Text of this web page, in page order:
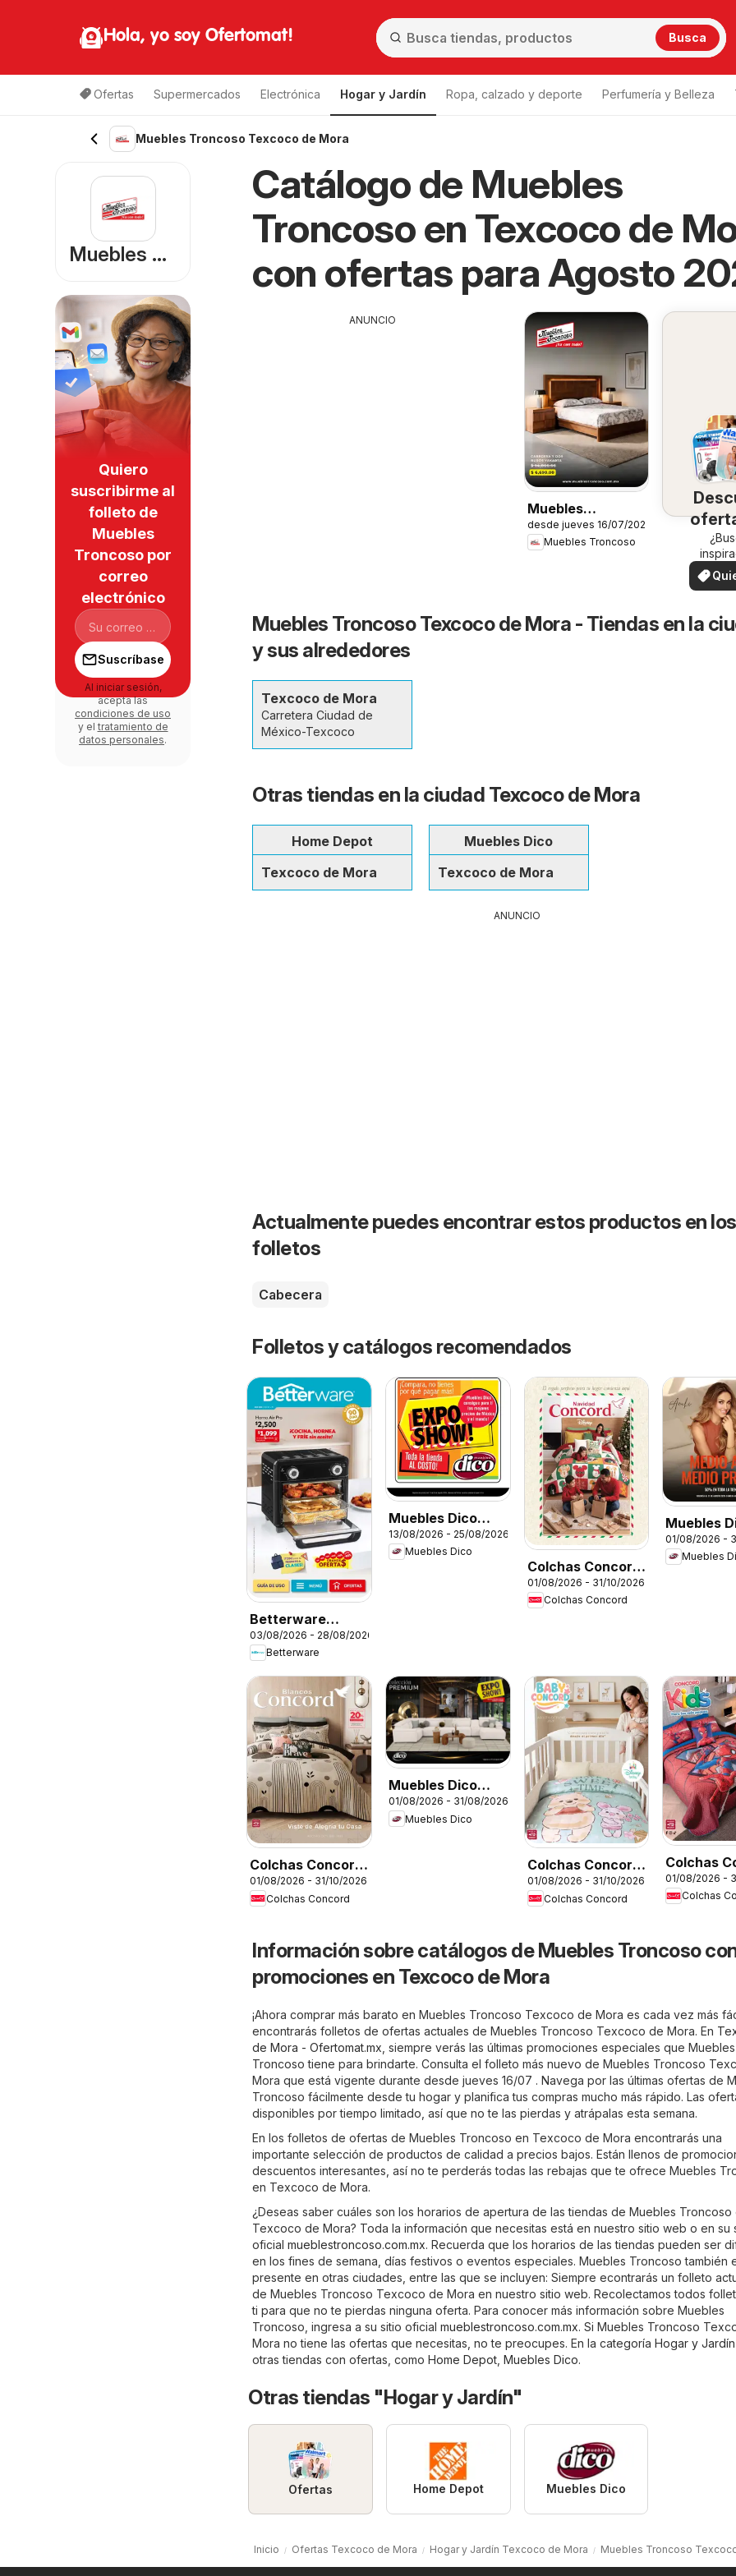
Hola, yo soy Ofertomat! Busca
Ofertas Supermercados Electrónica Hogar y Jardín Ropa, calzado y deporte Perfumería y Belleza
Muebles Troncoso Texcoco de Mora
Catálogo de Muebles
Troncoso en Texcoco de
con ofertas para Agosto
ANUNCIO
Muebles
Troncoso
catálogo
desde jueves 16/07/2026
Muebles Troncoso
su
ver
Muebles Troncoso Texcoco de Mora - Tiendas en la
y sus alrededores
Texcoco de Mora
Carretera Ciudad de
México-Texcoco
Otras tiendas en la ciudad Texcoco de Mora
Home Depot
Texcoco de Mora
Muebles Dico
Texcoco de Mora
ANUNCIO
Actualmente puedes encontrar estos productos en los
folletos
Cabecera
Folletos y catálogos recomendados
Betterware
campaña 8 2026
03/08/2026 - 28/08/2026
Betterware
Muebles Dico
catálogo Expo
Show
13/08/2026 - 25/08/2026
Muebles Dico
Colchas Concord
catálogo
Colección
01/08/2026 - 31/10/2026
Colchas Concord
Muebles
catálogo
01/08/2026 -
Muebles
Colchas Concord
catálogo
01/08/2026 - 31/10/2026
Colchas Concord
Muebles Dico
catálogo
Colección
01/08/2026 - 31/08/2026
Muebles Dico
Colchas Concord
catálogo
Colección Bebé
01/08/2026 - 31/10/2026
Colchas Concord
Colchas
catálogo
Colección
01/08/2026 -
Colchas
Información sobre catálogos de Muebles Troncoso
promociones en Texcoco de Mora
¡Ahora comprar más barato en Muebles Troncoso Texcoco de Mora es cada vez más
encontrarás folletos de ofertas actuales de Muebles Troncoso Texcoco de Mora. En
de Mora - Ofertomat.mx , siempre verás las últimas promociones especiales que Muebles
Troncoso tiene para brindarte. Consulta el folleto más nuevo de Muebles Troncoso
Mora que está vigente durante desde jueves 16/07 . Navega por las últimas ofertas de
Troncoso fácilmente desde tu hogar y planifica tus compras mucho más rápido. Las
disponibles por tiempo limitado, así que no te las pierdas y atrápalas esta semana.
En los folletos de ofertas de Muebles Troncoso en Texcoco de Mora encontrarás una
importante selección de productos de calidad a precios bajos. Están llenos de
descuentos interesantes, así no te perderás todas las rebajas que te ofrece Muebles
en Texcoco de Mora.
¿Deseas saber cuáles son los horarios de apertura de las tiendas de Muebles Troncoso
Texcoco de Mora? Toda la información que necesitas está en nuestro sitio web o en su
oficial mueblestroncoso.com.mx. Recuerda que los horarios de las tiendas pueden ser
en los fines de semana, días festivos o eventos especiales. Muebles Troncoso también
presente en otras ciudades, entre las que se incluyen: Siempre econtrarás un folleto
de Muebles Troncoso Texcoco de Mora en nuestro sitio web. Recolectamos todos
ti para que no te pierdas ninguna oferta. Para conocer más información sobre Muebles
Troncoso, ingresa a su sitio oficial mueblestroncoso.com.mx. Si Muebles Troncoso
Mora no tiene las ofertas que necesitas, no te preocupes. En la categoría Hogar y Jardín
otras tiendas con ofertas, como Home Depot Muebles Dico.
Otras tiendas "Hogar y Jardín"
Ofertas Home Depot Muebles Dico
Inicio Ofertas Texcoco de Mora Hogar y Jardín Texcoco de Mora Muebles Troncoso
Muebles Troncoso
Quiero
suscribirme al
folleto de
Muebles
Troncoso por
correo
electrónico
Suscríbase
Al iniciar sesión,
acepta las
condiciones de uso
y el tratamiento de
datos personales.